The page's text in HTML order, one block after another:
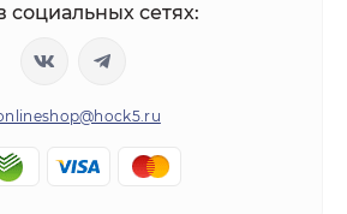
социальных сетях: